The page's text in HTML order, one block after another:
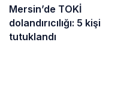
Mersin’de TOKİ
dolandırıcılığı: 5 kişi
tutuklandı